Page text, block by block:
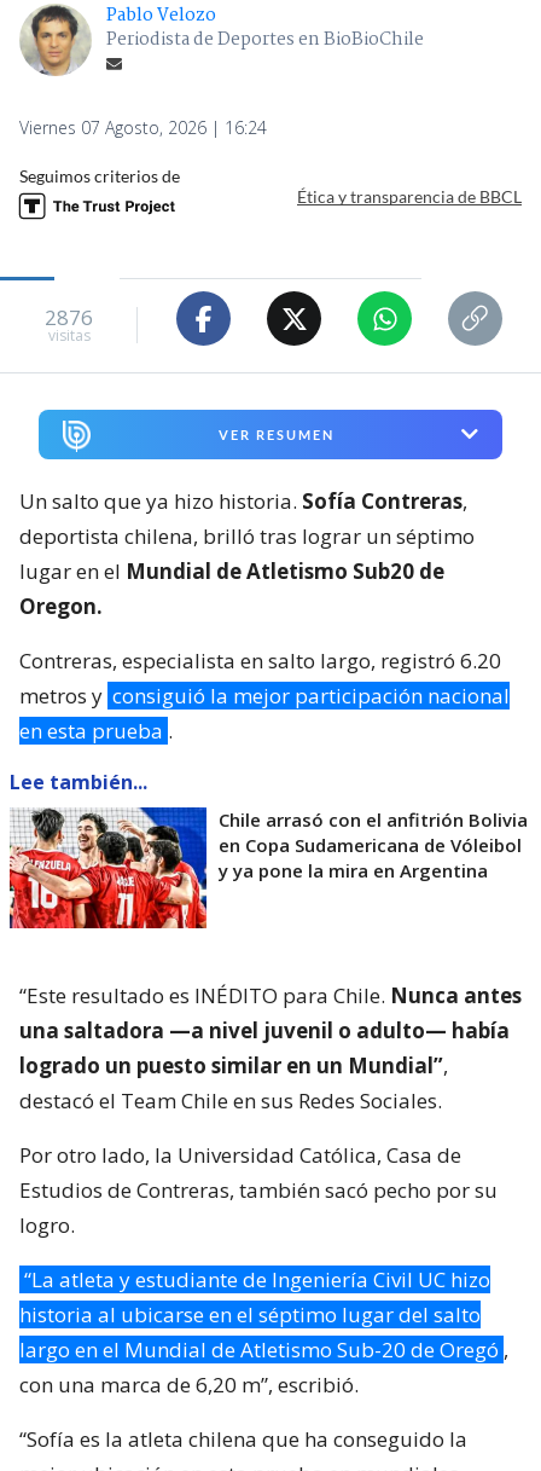
Pablo Velozo
Periodista de Deportes en BioBioChile
Viernes 07 Agosto, 2026 | 16:24
Seguimos criterios de
Ética y transparencia de BBCL
2876
visitas
VER RESUMEN
Un salto que ya hizo historia. Sofía Contreras,
deportista chilena, brilló tras lograr un séptimo
lugar en el Mundial de Atletismo Sub20 de
Oregon.
Contreras, especialista en salto largo, registró 6.20
metros y consiguió la mejor participación nacional
en esta prueba .
Lee también...
Chile arrasó con el anfitrión Bolivia
en Copa Sudamericana de Vóleibol
y ya pone la mira en Argentina
“Este resultado es INÉDITO para Chile. Nunca antes
una saltadora —a nivel juvenil o adulto— había
logrado un puesto similar en un Mundial”,
destacó el Team Chile en sus Redes Sociales.
Por otro lado, la Universidad Católica, Casa de
Estudios de Contreras, también sacó pecho por su
logro.
“La atleta y estudiante de Ingeniería Civil UC hizo
historia al ubicarse en el séptimo lugar del salto
largo en el Mundial de Atletismo Sub-20 de Oregó ,
con una marca de 6,20 m”, escribió.
“Sofía es la atleta chilena que ha conseguido la